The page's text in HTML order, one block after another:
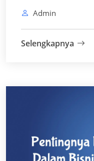
Admin
Selengkapnya